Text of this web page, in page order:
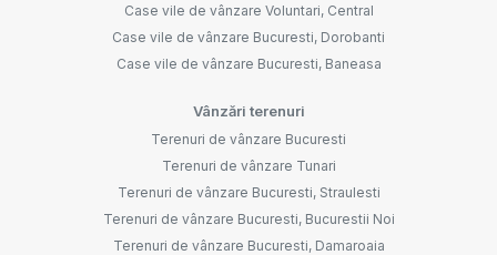
Case vile de vânzare Voluntari, Central
Case vile de vânzare Bucuresti, Dorobanti
Case vile de vânzare Bucuresti, Baneasa
Vânzări terenuri
Terenuri de vânzare Bucuresti
Terenuri de vânzare Tunari
Terenuri de vânzare Bucuresti, Straulesti
Terenuri de vânzare Bucuresti, Bucurestii Noi
Terenuri de vânzare Bucuresti, Damaroaia